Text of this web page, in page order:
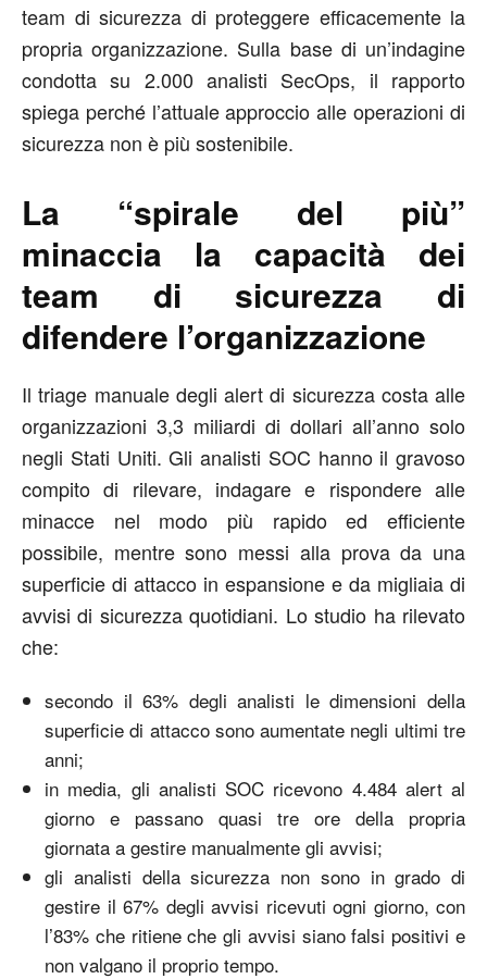
team di sicurezza di proteggere efficacemente la
propria organizzazione. Sulla base di un’indagine
condotta su 2.000 analisti SecOps, il rapporto
spiega perché l’attuale approccio alle operazioni di
sicurezza non è più sostenibile.
La “spirale del più”
minaccia la capacità dei
team di sicurezza di
difendere l’organizzazione
Il triage manuale degli alert di sicurezza costa alle
organizzazioni 3,3 miliardi di dollari all’anno solo
negli Stati Uniti. Gli analisti SOC hanno il gravoso
compito di rilevare, indagare e rispondere alle
minacce nel modo più rapido ed efficiente
possibile, mentre sono messi alla prova da una
superficie di attacco in espansione e da migliaia di
avvisi di sicurezza quotidiani. Lo studio ha rilevato
che:
secondo il 63% degli analisti le dimensioni della
superficie di attacco sono aumentate negli ultimi tre
anni;
in media, gli analisti SOC ricevono 4.484 alert al
giorno e passano quasi tre ore della propria
giornata a gestire manualmente gli avvisi;
gli analisti della sicurezza non sono in grado di
gestire il 67% degli avvisi ricevuti ogni giorno, con
l’83% che ritiene che gli avvisi siano falsi positivi e
non valgano il proprio tempo.